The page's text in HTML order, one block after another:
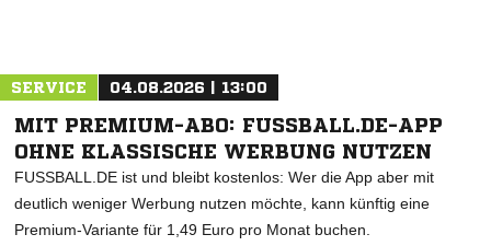
SERVICE 04.08.2026 | 13:00
MIT PREMIUM-ABO: FUSSBALL.DE-APP
OHNE KLASSISCHE WERBUNG NUTZEN
FUSSBALL.DE ist und bleibt kostenlos: Wer die App aber mit
deutlich weniger Werbung nutzen möchte, kann künftig eine
Premium-Variante für 1,49 Euro pro Monat buchen.